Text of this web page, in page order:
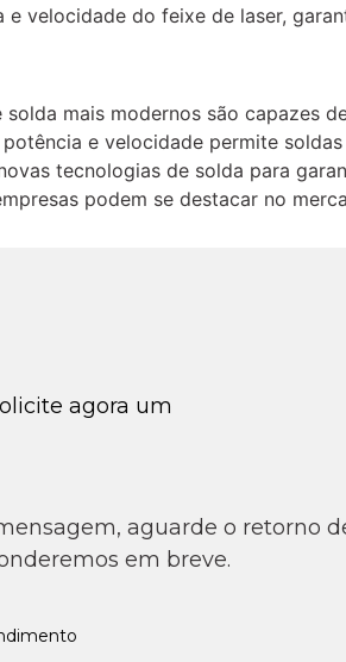
velocidade do feixe de laser,
solda mais modernos são capazes
e velocidade permite
tecnologias de solda para
podem se destacar no
agora um
aguarde o retorno
em breve.